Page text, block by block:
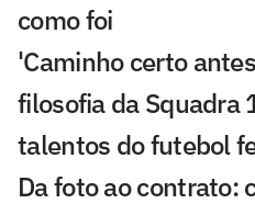
como foi
'Caminho certo
filosofia da Squadra
talentos do futebol
Da foto ao contrato: